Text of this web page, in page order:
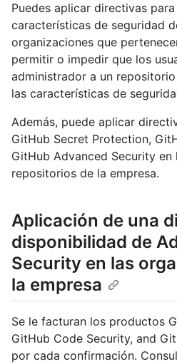
Puedes aplicar directivas
características de seguridad
organizaciones que
permitir o impedir que los
administrador a un
las características de
Además, puede aplicar
GitHub Secret Protection,
GitHub Advanced Security
repositorios de la empresa.
Aplicación de una
disponibilidad de
Security en las
la empresa
Se le facturan los productos
GitHub Code Security, and
por cada confirmación.